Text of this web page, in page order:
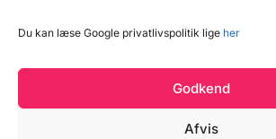
Du kan læse Google privatlivspolitik lige her
Godkend
Afvis